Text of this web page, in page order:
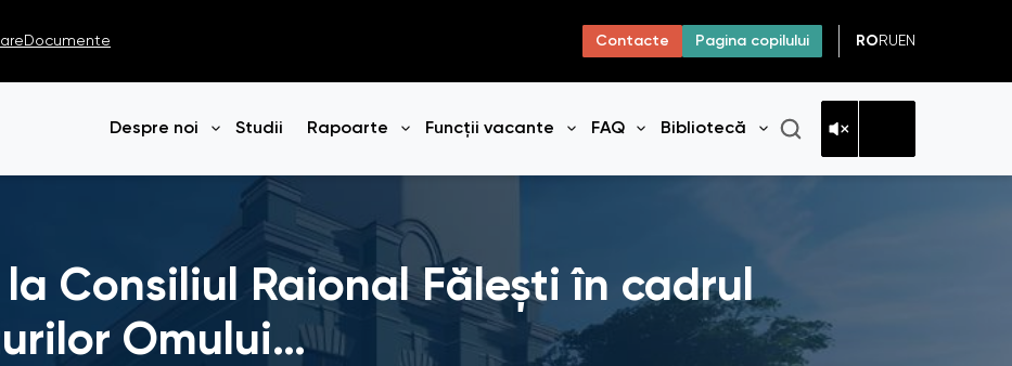
Documente Contacte Pagina copilului RO RU EN
Despre noi
Deschide meniul
Studii Rapoarte
Deschide meniul
Funcții vacante FAQ
Deschide meniul
Bibliotecă
Deschide meniul
Consiliul Raional Fălești în cadrul
Omului…